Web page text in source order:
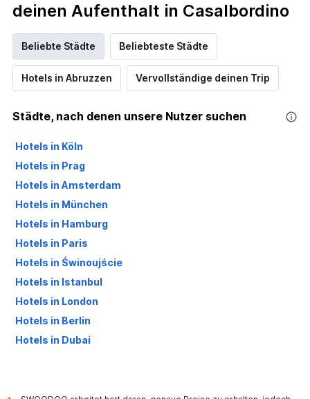
deinen Aufenthalt in Casalbordino
Beliebte Städte Beliebteste Städte
Hotels in Abruzzen Vervollständige deinen Trip
Städte, nach denen unsere Nutzer suchen
Hotels in Köln
Hotels in Prag
Hotels in Amsterdam
Hotels in München
Hotels in Hamburg
Hotels in Paris
Hotels in Świnoujście
Hotels in Istanbul
Hotels in London
Hotels in Berlin
Hotels in Dubai